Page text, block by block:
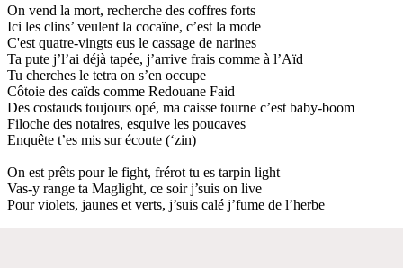
On vend la mort, recherche des coffres forts
Ici les clins’ veulent la cocaïne, c’est la mode
C'est quatre-vingts eus le cassage de narines
Ta pute j’l’ai déjà tapée, j’arrive frais comme à l’Aïd
Tu cherches le tetra on s’en occupe
Côtoie des caïds comme Redouane Faid
Des costauds toujours opé, ma caisse tourne c’est baby-boom
Filoche des notaires, esquive les poucaves
Enquête t’es mis sur écoute (‘zin)
On est prêts pour le fight, frérot tu es tarpin light
Vas-y range ta Maglight, ce soir j’suis on live
Pour violets, jaunes et verts, j’suis calé j’fume de l’herbe